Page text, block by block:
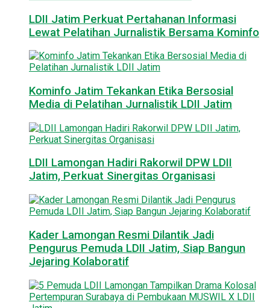
LDII Jatim Perkuat Pertahanan Informasi
Lewat Pelatihan Jurnalistik Bersama Kominfo
Kominfo Jatim Tekankan Etika Bersosial
Media di Pelatihan Jurnalistik LDII Jatim
LDII Lamongan Hadiri Rakorwil DPW LDII
Jatim, Perkuat Sinergitas Organisasi
Kader Lamongan Resmi Dilantik Jadi
Pengurus Pemuda LDII Jatim, Siap Bangun
Jejaring Kolaboratif